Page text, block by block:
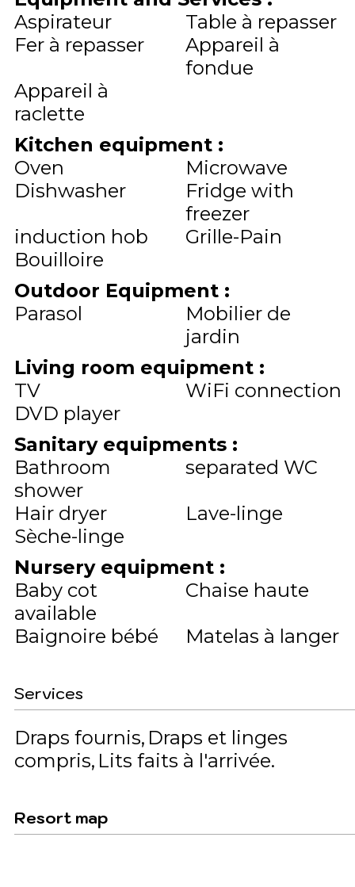
Aspirateur
Table à repasser
Fer à repasser
Appareil à
fondue
Appareil à
raclette
Kitchen equipment :
Oven
Microwave
Dishwasher
Fridge with
freezer
induction hob
Grille-Pain
Bouilloire
Outdoor Equipment :
Parasol
Mobilier de
jardin
Living room equipment :
TV
WiFi connection
DVD player
Sanitary equipments :
Bathroom
shower
separated WC
Hair dryer
Lave-linge
Sèche-linge
Nursery equipment :
Baby cot
available
Chaise haute
Baignoire bébé
Matelas à langer
Services
Draps fournis Draps et linges
compris Lits faits à l'arrivée
Resort map